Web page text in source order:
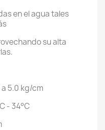
en el agua tales
su alta
a 5.0 kg/cm
- 34°C